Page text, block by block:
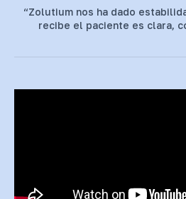
“Zolutium nos ha dado
recibe el paciente es clara,